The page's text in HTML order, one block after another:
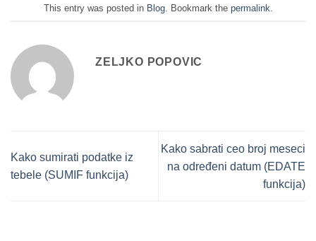
This entry was posted in Blog. Bookmark the permalink
ZELJKO POPOVIC
Kako sumirati podatke iz
tebele (SUMIF funkcija)
Kako sabrati ceo broj meseci
na određeni datum (EDATE
funkcija)